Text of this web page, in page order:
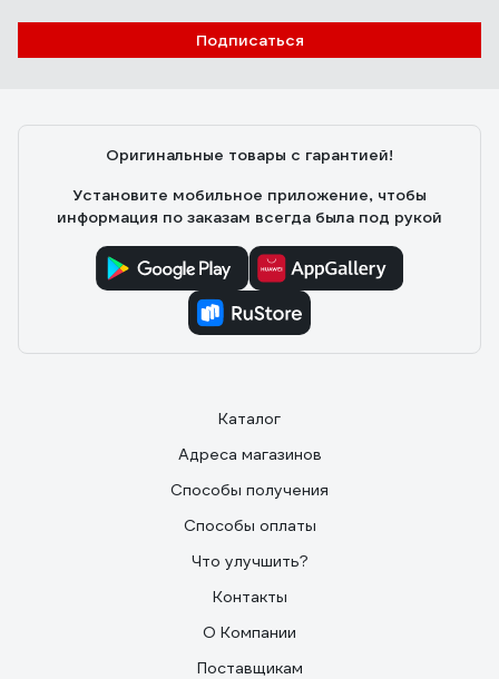
Подписаться
Оригинальные товары с гарантией!
Установите мобильное приложение, чтобы
информация по заказам всегда была под рукой
Каталог
Адреса магазинов
Способы получения
Способы оплаты
Что улучшить?
Контакты
О Компании
Поставщикам